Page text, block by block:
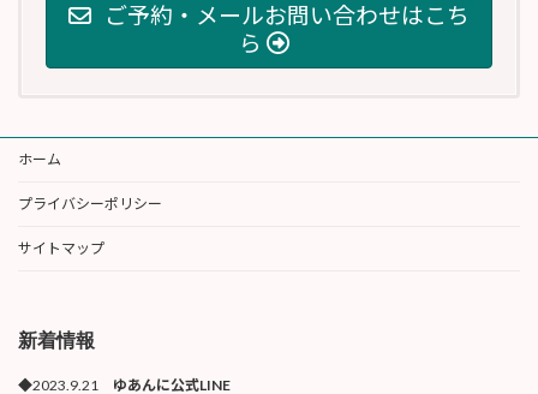
ご予約・メールお問い合わせはこち
ら
ホーム
プライバシーポリシー
サイトマップ
新着情報
◆2023.9.21 ゆあんに公式LINE